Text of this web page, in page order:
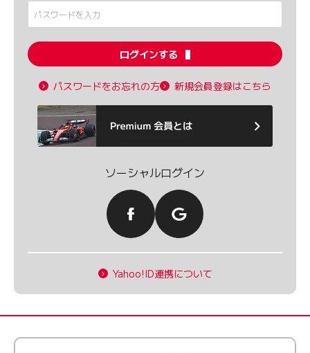
ログインする
パスワードをお忘れの方 新規会員登録はこちら
ソーシャルログイン
Yahoo!ID連携について